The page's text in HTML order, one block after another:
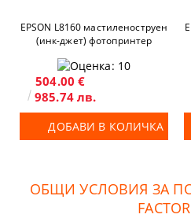
EPSON L8160 мастиленоструен
(инк-джет) фотопринтер
504.00 €
985.74 лв.
ДОБАВИ В КОЛИЧКА
ОБЩИ УСЛОВИЯ ЗА